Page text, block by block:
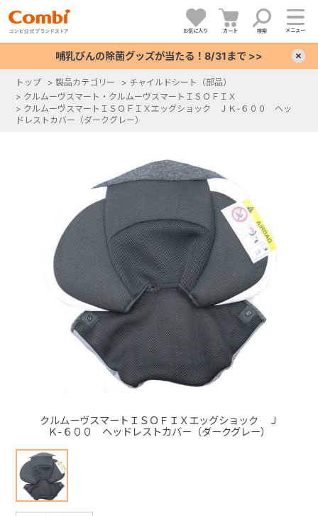
お気に入り カート 検索 メニュー
哺乳びんの除菌グッズが当たる！8/31まで >>
トップ > 製品カテゴリー > チャイルドシート（部品）
> クルムーヴスマート・クルムーヴスマートＩＳＯＦＩＸ
> クルムーヴスマートＩＳＯＦＩＸエッグショック ＪＫ-６００ ヘッ
ドレストカバー（ダークグレー）
クルムーヴスマートＩＳＯＦＩＸエッグショック Ｊ
Ｋ-６００ ヘッドレストカバー（ダークグレー）